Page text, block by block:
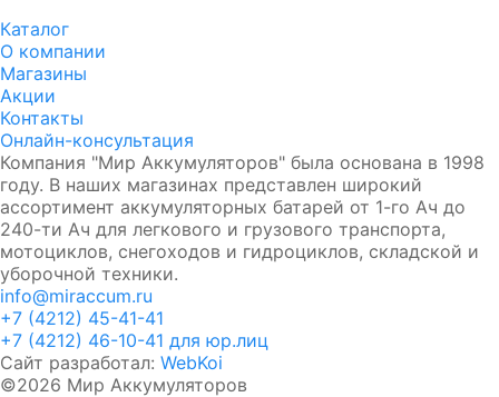
Каталог
О компании
Магазины
Акции
Контакты
Онлайн-консультация
Компания "Мир Аккумуляторов" была основана в 1998
году. В наших магазинах представлен широкий
ассортимент аккумуляторных батарей от 1-го Ач до
240-ти Ач для легкового и грузового транспорта,
мотоциклов, снегоходов и гидроциклов, складской и
уборочной техники.
info@miraccum.ru
+7 (4212) 45-41-41
+7 (4212) 46-10-41 для юр.лиц
Сайт разработал: WebKoi
©2026 Мир Аккумуляторов